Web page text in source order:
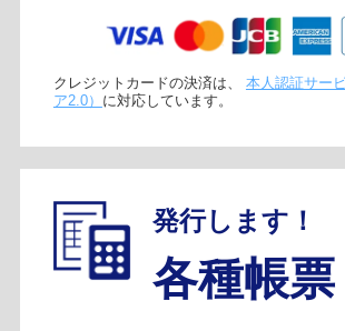
クレジットカードの決済は、 本人認証サー
ア2.0） に対応しています。
発行します！
各種帳票